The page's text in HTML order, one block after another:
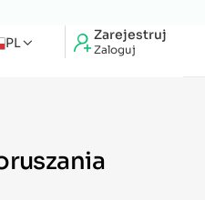
Zarejestruj
Zaloguj
PL